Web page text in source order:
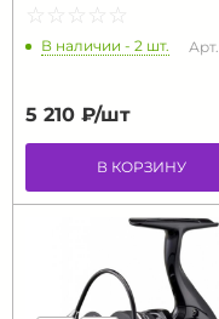
☆ ☆ ☆ ☆ ☆
★ ★ ★ ★ ★
В наличии - 2 шт.
5 210 ₽/шт
В КОРЗИНУ